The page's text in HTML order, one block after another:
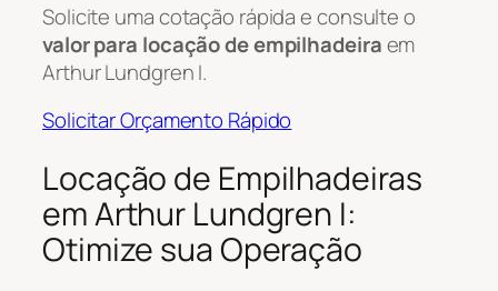
Solicite uma cotação rápida e consulte o
valor para locação de empilhadeiraem
Arthur Lundgren I.
Solicitar Orçamento Rápido
Locação de Empilhadeiras
em Arthur Lundgren I:
Otimize sua Operação